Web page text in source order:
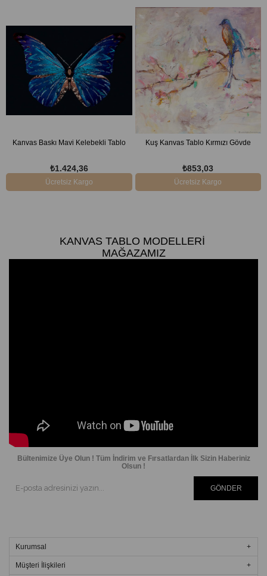
Kanvas Baskı Mavi Kelebekli Tablo
₺1.424,36
Ücretsiz Kargo
Kuş Kanvas Tablo Kırmızı Gövde
₺853,03
Ücretsiz Kargo
KANVAS TABLO MODELLERI
MAĞAZAMIZ
Bültenimize Üye Olun ! Tüm İndirim ve Fırsatlardan İlk Sizin Haberiniz
Olsun !
GÖNDER
Kurumsal
Müşteri İlişkileri